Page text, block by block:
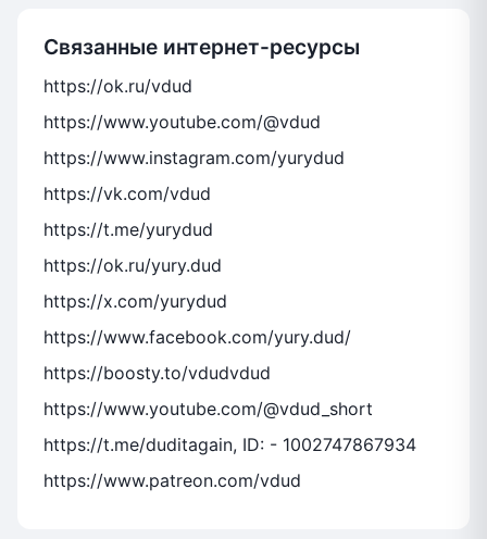
Связанные интернет-ресурсы
https://ok.ru/vdud
https://www.youtube.com/@vdud
https://www.instagram.com/yurydud
https://vk.com/vdud
https://t.me/yurydud
https://ok.ru/yury.dud
https://x.com/yurydud
https://www.facebook.com/yury.dud/
https://boosty.to/vdudvdud
https://www.youtube.com/@vdud_short
https://t.me/duditagain, ID: - 1002747867934
https://www.patreon.com/vdud